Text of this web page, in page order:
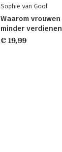
Sophie van Gool
Waarom vrouwen
minder verdienen
€ 19,99